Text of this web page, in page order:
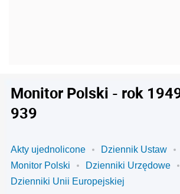
Monitor Polski - rok
939
Akty ujednolicone
Dziennik Ustaw
Monitor Polski
Dzienniki Urzędowe
Dzienniki Unii Europejskiej